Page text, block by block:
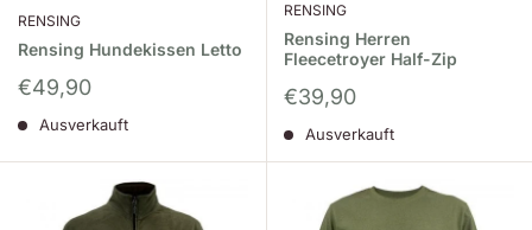
RENSING
Rensing Hundekissen Letto
Sonderpreis
€49,90
Ausverkauft
RENSING
Rensing Herren
Fleecetroyer Half-Zip
Sonderpreis
€39,90
Ausverkauft